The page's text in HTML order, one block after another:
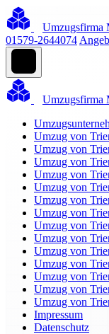
Umzugsfirma
01579-2644074
Umzugsfirma
Umzug von
Umzug von
Umzug von
Umzug von
Umzug von
Umzug von
Umzug von
Umzug von
Umzug von
Umzug von
Umzug von
Umzug von
Umzug von
Umzug von
Impressum
Datenschutz